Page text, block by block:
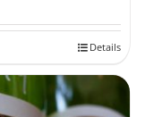
Details